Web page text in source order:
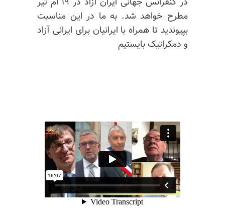
مطرح خواهد شد. به ما در این مناسبت
بپیوندید تا همراه با ایرانیان برای ایرانی آزاد
و دمکراتیک بایستیم